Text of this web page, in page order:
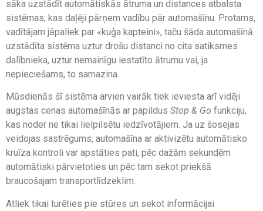
sāka uzstādīt automātiskās ātruma un distances atbalsta
sistēmas, kas daļēji pārņem vadību pār automašīnu. Protams,
vadītājam jāpaliek par «kuģa kapteini», taču šāda automašīnā
uzstādīta sistēma uztur drošu distanci no cita satiksmes
dalībnieka, uztur nemainīgu iestatīto ātrumu vai, ja
nepieciešams, to samazina.
Mūsdienās šī sistēma arvien vairāk tiek ieviesta arī vidēji
augstas cenas automašīnās ar papildus Stop & Go funkciju,
kas noder ne tikai lielpilsētu iedzīvotājiem. Ja uz šosejas
veidojas sastrēgums, automašīna ar aktivizētu automātisko
kruīza kontroli var apstāties pati, pēc dažām sekundēm
automātiski pārvietoties un pēc tam sekot priekšā
braucošajam transportlīdzeklim.
Atliek tikai turēties pie stūres un sekot informācijai